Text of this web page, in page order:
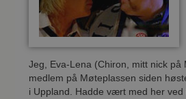
Jeg, Eva-Lena (Chiron, mitt nick
medlem på Møteplassen siden
i Uppland. Hadde vært med her ved